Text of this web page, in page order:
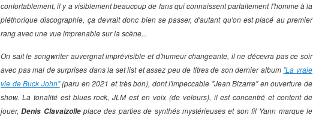
confortablement, il y a visiblement beaucoup de fans qui connaissent parfaitement l'homme à la
pléthorique discographie, ça devrait donc bien se passer, d'autant qu'on est placé au premier
rang avec une vue imprenable sur la scène...
On sait le songwriter auvergnat imprévisible et d'humeur changeante, il ne décevra pas ce soir
avec pas mal de surprises dans la set list et assez peu de titres de son dernier album "La vraie
vie de Buck John"(paru en 2021 et très bon), dont l'impeccable "Jean Bizarre" en ouverture de
show. La tonalité est blues rock, JLM est en voix (de velours), il est concentré et content de
jouer,Denis Clavaizolleplace des parties de synthés mystérieuses et son fil Yann marque le